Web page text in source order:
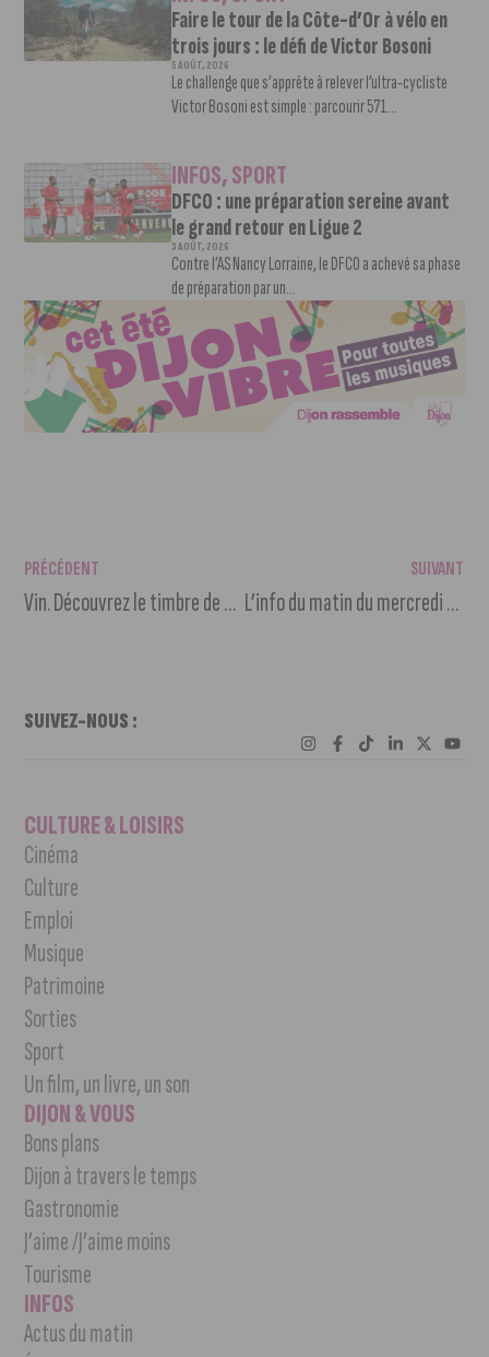
Faire le tour de la Côte-d’Or à vélo en
trois jours : le défi de Victor Bosoni
5 AOÛT, 2026
Le challenge que s’apprête à relever l’ultra-cycliste
Victor Bosoni est simple : parcourir 571...
INFOS,SPORT
DFCO : une préparation sereine avant
le grand retour en Ligue 2
3 AOÛT, 2026
Contre l’AS Nancy Lorraine, le DFCO a achevé sa phase
de préparation par un...
PRÉCÉDENT
Vin. Découvrez le timbre de collection de l’OIV
SUIVANT
L’info du matin du mercredi 4 septembre 2024
SUIVEZ-NOUS :
CULTURE & LOISIRS
Cinéma
Culture
Emploi
Musique
Patrimoine
Sorties
Sport
Un film, un livre, un son
DIJON & VOUS
Bons plans
Dijon à travers le temps
Gastronomie
J’aime /J’aime moins
Tourisme
INFOS
Actus du matin